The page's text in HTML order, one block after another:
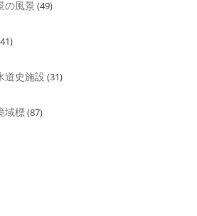
の風景 (49)
道史施設 (31)
域標(87)